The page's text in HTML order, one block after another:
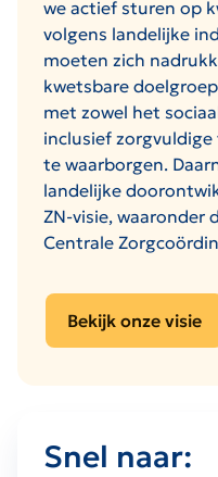
we actief sturen op
volgens landelijke
moeten zich
kwetsbare
met zowel het
inclusief
te waarborgen.
landelijke
ZN‑visie, waaronder
Centrale
Bekijk onze visie
Snel naar: